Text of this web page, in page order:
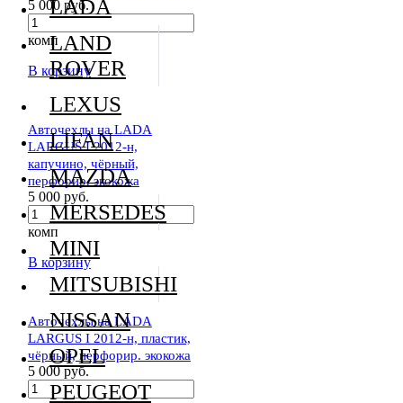
5 000 руб.
комп
В корзину
Авточехлы на LADA
LARGUS I 2012-н,
капучино, чёрный,
перфорир. экокожа
5 000 руб.
комп
В корзину
Авточехлы на LADA
LARGUS I 2012-н, пластик,
чёрный, перфорир. экокожа
5 000 руб.
LADA
LAND
ROVER
LEXUS
LIFAN
MAZDA
MERSEDES
MINI
MITSUBISHI
NISSAN
OPEL
PEUGEOT